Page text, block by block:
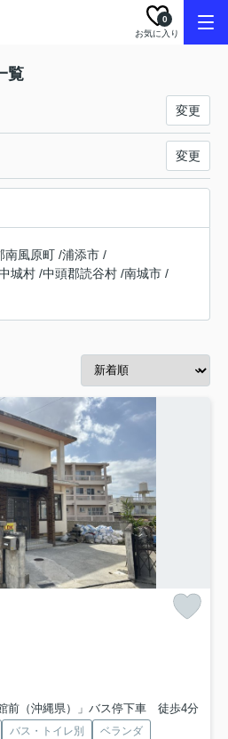
お気に入り
0
覧
変更
変更
南風原町 /浦添市 /
城村 /中頭郡読谷村 /南城市 /
前（沖縄県）」バス停下車 徒歩4分
バス・トイレ別
ベランダ